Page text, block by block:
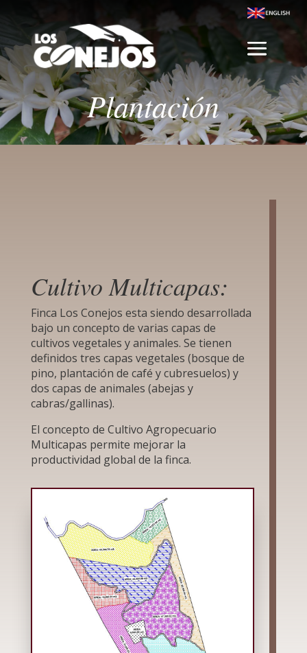
Plantación
Cultivo Multicapas:
Finca Los Conejos esta siendo desarrollada
bajo un concepto de varias capas de
cultivos vegetales y animales. Se tienen
definidos tres capas vegetales (bosque de
pino, plantación de café y cubresuelos) y
dos capas de animales (abejas y
cabras/gallinas).
El concepto de Cultivo Agropecuario
Multicapas permite mejorar la
productividad global de la finca.